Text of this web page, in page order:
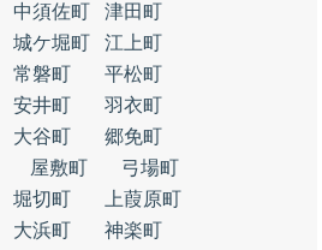
中須佐町
津田町
城ケ堀町
江上町
常磐町
平松町
安井町
羽衣町
大谷町
郷免町
屋敷町
弓場町
堀切町
上葭原町
大浜町
神楽町